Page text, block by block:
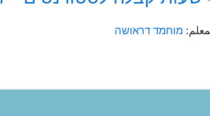
מוחמד דראושה